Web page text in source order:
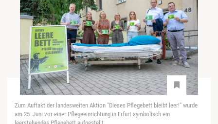
Zum Auftakt der landesweiten Aktion "Dieses Pflegebett bleibt leer!" wurde
am 25. Juni vor einer Pflegeeinrichtung in Erfurt symbolisch ein